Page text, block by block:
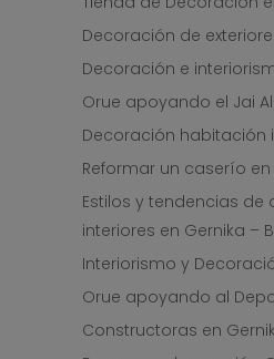
Decoración de
Decoración e
Orue apoyando el Jai
Decoración habitación
Reformar un caserío
Estilos y tendencias de
interiores en Gernika –
Interiorismo y
Orue apoyando al
Constructoras en